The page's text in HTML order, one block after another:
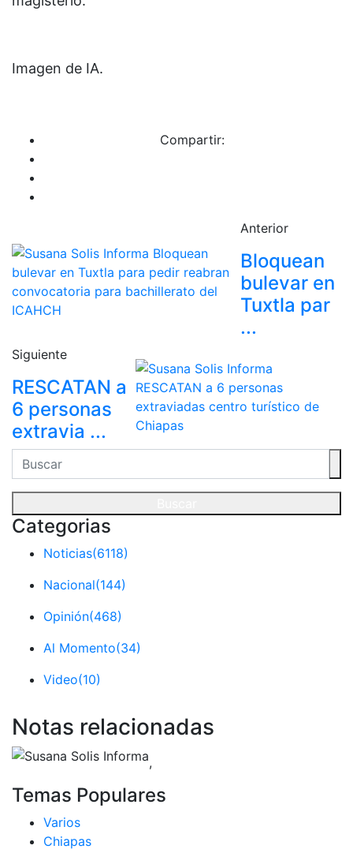
Imagen de IA.
Compartir:
Anterior
Bloquean
bulevar en
Tuxtla par
...
Siguiente
RESCATAN a
6 personas
extravia ...
Categorias
Noticias(6118)
Nacional(144)
Opinión(468)
Al Momento(34)
Video(10)
Notas relacionadas
,
Temas Populares
Varios
Chiapas